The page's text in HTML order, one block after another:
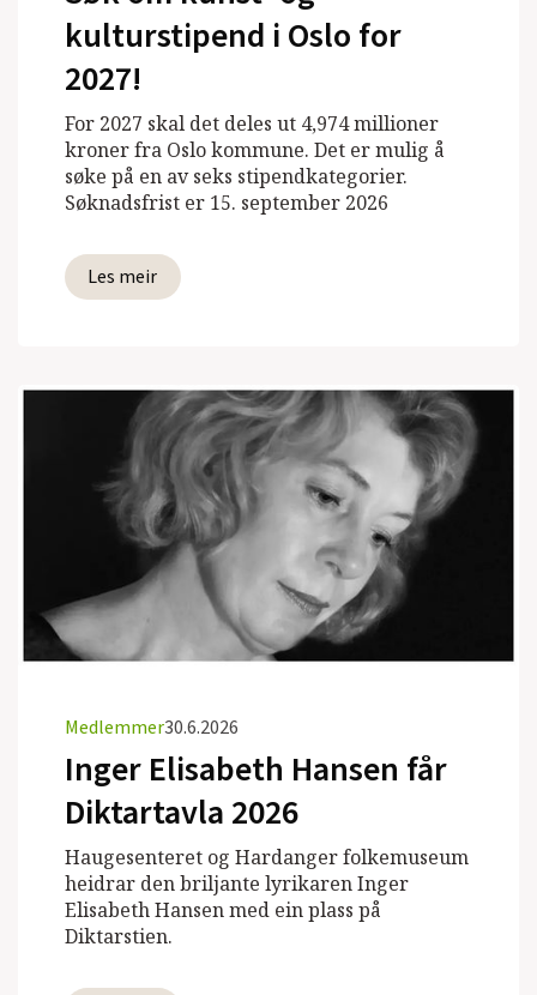
kulturstipend i Oslo for
2027!
For 2027 skal det deles ut 4,974 millioner
kroner fra Oslo kommune. Det er mulig å
søke på en av seks stipendkategorier.
Søknadsfrist er 15. september 2026
Les meir
Medlemmer30.6.2026
Inger Elisabeth Hansen får
Diktartavla 2026
Haugesenteret og Hardanger folkemuseum
heidrar den briljante lyrikaren Inger
Elisabeth Hansen med ein plass på
Diktarstien.